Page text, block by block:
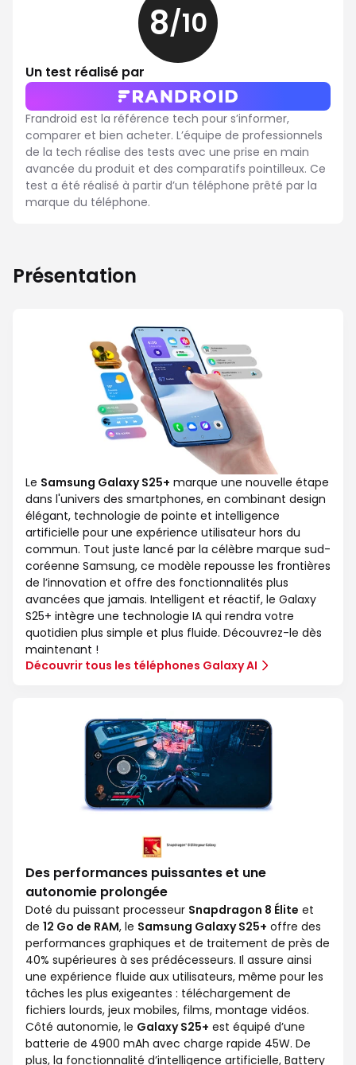
8/10
10
Un test réalisé par
Frandroid est la référence tech pour s’informer,
comparer et bien acheter. L’équipe de professionnels
de la tech réalise des tests avec une prise en main
avancée du produit et des comparatifs pointilleux. Ce
test a été réalisé à partir d’un téléphone prêté par la
marque du téléphone.
Présentation
Le Samsung Galaxy S25+ marque une nouvelle étape
dans l'univers des smartphones, en combinant design
élégant, technologie de pointe et intelligence
artificielle pour une expérience utilisateur hors du
commun. Tout juste lancé par la célèbre marque sud-
coréenne Samsung, ce modèle repousse les frontières
de l’innovation et offre des fonctionnalités plus
avancées que jamais. Intelligent et réactif, le Galaxy
S25+ intègre une technologie IA qui rendra votre
quotidien plus simple et plus fluide. Découvrez-le dès
maintenant !
Découvrir tous les téléphones Galaxy AI
Des performances puissantes et une
autonomie prolongée
Doté du puissant processeur Snapdragon 8 Élite et
de 12 Go de RAM, le Samsung Galaxy S25+ offre des
performances graphiques et de traitement de près de
40% supérieures à ses prédécesseurs. Il assure ainsi
une expérience fluide aux utilisateurs, même pour les
tâches les plus exigeantes : téléchargement de
fichiers lourds, jeux mobiles, films, montage vidéos.
Côté autonomie, le Galaxy S25+ est équipé d’une
batterie de 4900 mAh avec charge rapide 45W. De
plus, la fonctionnalité d’intelligence artificielle, Battery